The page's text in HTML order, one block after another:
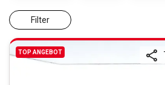
Filter
TOP ANGEBOT